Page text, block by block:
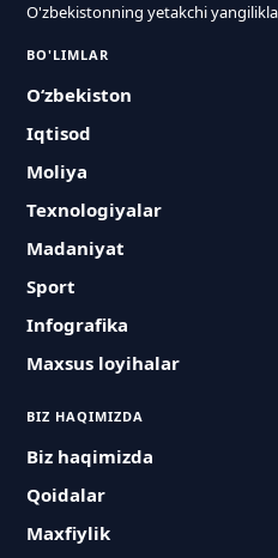
O'zbekistonning yetakchi
BO'LIMLAR
O‘zbekiston
Iqtisod
Moliya
Texnologiyalar
Madaniyat
Sport
Infografika
Maxsus loyihalar
BIZ HAQIMIZDA
Biz haqimizda
Qoidalar
Maxfiylik